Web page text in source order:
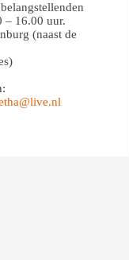
– 16.00 uur.
(naast de